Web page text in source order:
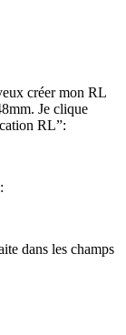
créer mon RL
Je clique
RL”:
dans les champs